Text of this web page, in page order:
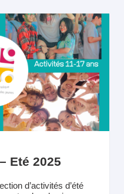
Eté 2025
d’activités d’été